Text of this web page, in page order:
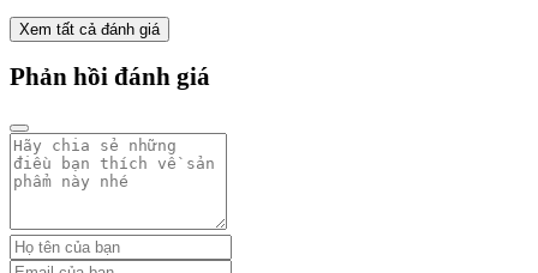
Xem tất cả đánh giá
Phản hồi đánh giá